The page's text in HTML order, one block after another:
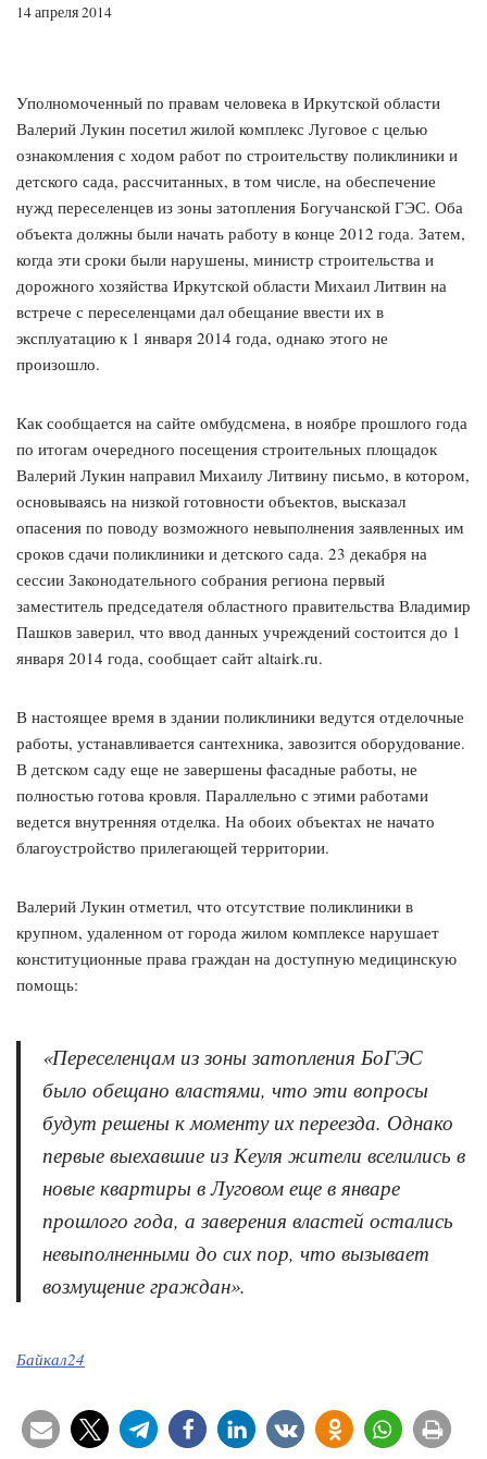
14 апреля 2014
Уполномоченный по правам человека в Иркутской области
Валерий Лукин посетил жилой комплекс Луговое с целью
ознакомления с ходом работ по строительству поликлиники и
детского сада, рассчитанных, в том числе, на обеспечение
нужд переселенцев из зоны затопления Богучанской ГЭС. Оба
объекта должны были начать работу в конце 2012 года. Затем,
когда эти сроки были нарушены, министр строительства и
дорожного хозяйства Иркутской области Михаил Литвин на
встрече с переселенцами дал обещание ввести их в
эксплуатацию к 1 января 2014 года, однако этого не
произошло.
Как сообщается на сайте омбудсмена, в ноябре прошлого года
по итогам очередного посещения строительных площадок
Валерий Лукин направил Михаилу Литвину письмо, в котором,
основываясь на низкой готовности объектов, высказал
опасения по поводу возможного невыполнения заявленных им
сроков сдачи поликлиники и детского сада. 23 декабря на
сессии Законодательного собрания региона первый
заместитель председателя областного правительства Владимир
Пашков заверил, что ввод данных учреждений состоится до 1
января 2014 года, сообщает сайт altairk.ru.
В настоящее время в здании поликлиники ведутся отделочные
работы, устанавливается сантехника, завозится оборудование.
В детском саду еще не завершены фасадные работы, не
полностью готова кровля. Параллельно с этими работами
ведется внутренняя отделка. На обоих объектах не начато
благоустройство прилегающей территории.
Валерий Лукин отметил, что отсутствие поликлиники в
крупном, удаленном от города жилом комплексе нарушает
конституционные права граждан на доступную медицинскую
помощь:
«Переселенцам из зоны затопления БоГЭС
было обещано властями, что эти вопросы
будут решены к моменту их переезда. Однако
первые выехавшие из Кеуля жители вселились в
новые квартиры в Луговом еще в январе
прошлого года, а заверения властей остались
невыполненными до сих пор, что вызывает
возмущение граждан».
Байкал24